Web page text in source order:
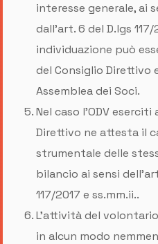
interesse generale, ai
dall’art. 6 del D.lgs
individuazione può
del Consiglio Direttivo
Assemblea dei Soci.
Nel caso l’ODV
Direttivo ne attesta il
strumentale delle
bilancio ai sensi
117/2017 e ss.mm.ii..
L'attività del
in alcun modo